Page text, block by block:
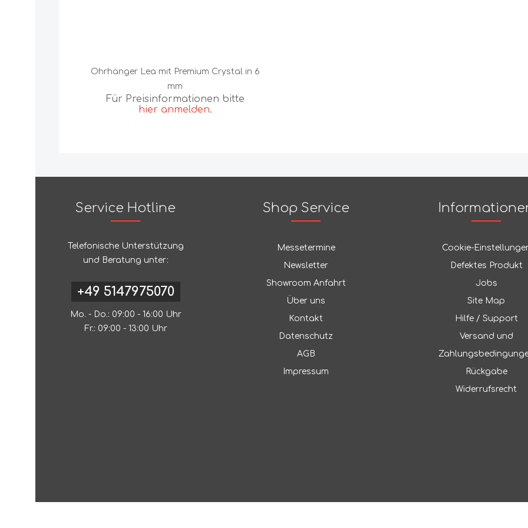
Ohrhänger Lea mit Premium Crystal in 6
mm
Für Preisinformationen bitte
hier anmelden.
Service Hotline
Telefonische Unterstützung
und Beratung unter:
+49 5147975070
Mo. - Do.: 09:00 - 16:00 Uhr
Fr.: 09:00 - 13:00 Uhr
Shop Service
Messetermine
Newsletter
Showroom Anfahrt
Über uns
Kontakt
Datenschutz
AGB
Impressum
Cookie-
Defektes Produkt
Jobs
Site Map
Hilfe / Support
Versand und
Rückgabe
Widerrufsrecht